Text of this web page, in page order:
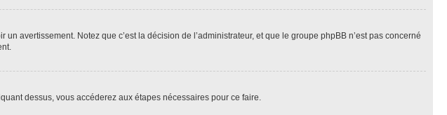
avertissement. Notez que c’est la décision de l’administrateur, et que le groupe phpBB n’est pas concerné
dessus, vous accéderez aux étapes nécessaires pour ce faire.